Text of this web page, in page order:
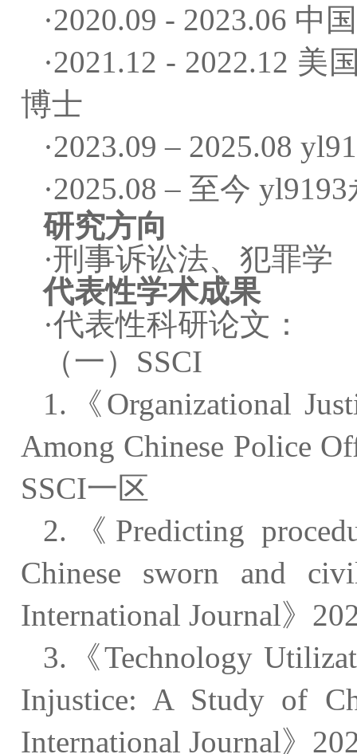
·2020.09 - 2023.06 中
·2021.12 - 2022.12
博士
·2023.09 – 2025.08
·2025.08 – 至今
研究方向
·刑事诉讼法、犯罪学
代表性学术成果
·代表性科研论文：
（一）SSCI
1.《Organizational
Among Chinese Police
SSCI一区
2.《Predicting
Chinese sworn and
International Journal》
3.《Technology
Injustice: A Study of
International Journal》